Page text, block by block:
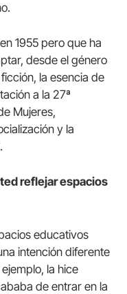
1955 pero que ha
desde el género
la esencia de
a la 27ª
Mujeres,
y la
reflejar espacios
educativos
intención diferente
la hice
de entrar en la